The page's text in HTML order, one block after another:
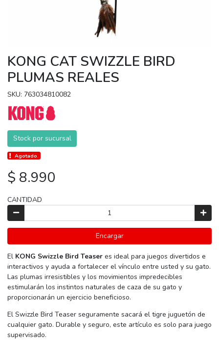
KONG CAT SWIZZLE BIRD
PLUMAS REALES
SKU: 763034810082
Stock por sucursal
Agotado.
$ 8.990
CANTIDAD
Encargar
El KONG Swizzle Bird Teaser es ideal para juegos divertidos e
interactivos y ayuda a fortalecer el vínculo entre usted y su gato.
Las plumas irresistibles y los movimientos impredecibles
estimularán los instintos naturales de caza de su gato y
proporcionarán un ejercicio beneficioso.
El Swizzle Bird Teaser seguramente sacará el tigre juguetón de
cualquier gato. Durable y seguro, este artículo es solo para juego
supervisado.